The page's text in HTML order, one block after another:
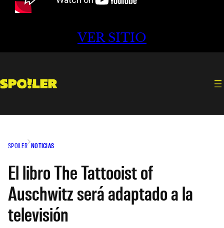
VER SITIO
SPOILER NOTICIAS
El libro The Tattooist of
Auschwitz será adaptado a la
televisión